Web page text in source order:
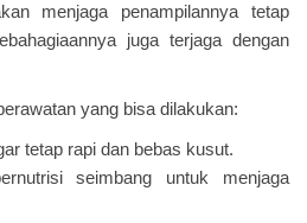
menjaga penampilannya tetap
juga terjaga dengan
yang bisa dilakukan:
tetap rapi dan bebas kusut.
seimbang untuk menjaga